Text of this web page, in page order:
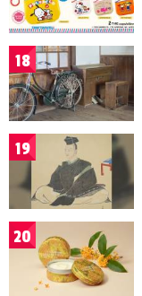
18
19
20